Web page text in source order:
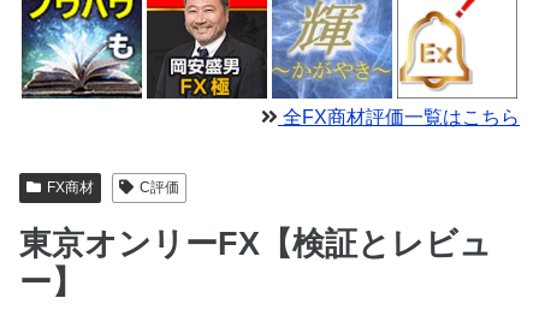
全FX商材評価一覧はこちら
FX商材 C評価
東京オンリーFX【検証とレビュ
ー】